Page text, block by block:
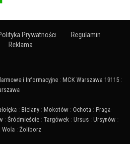
Prywatności
Regulamin
Reklama
i Informacyjne : MCK Warszawa 19115 :
: Bielany : Mokotów : Ochota : Praga-
: Śródmieście : Targówek : Ursus : Ursynów :
Wola : Żoliborz